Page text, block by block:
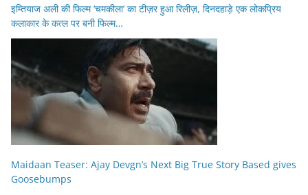
इम्तियाज अली की फिल्म ‘चमकीला’ का टीज़र हुआ रिलीज़, दिनदहाड़े एक लोकप्रिय
कलाकार के कत्ल पर बनी फिल्म…
Maidaan Teaser: Ajay Devgn’s Next Big True Story Based gives
Goosebumps